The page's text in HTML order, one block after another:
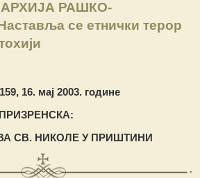
РАШКО-
се етнички терор
16. мај 2003. године
СВ. НИКОЛЕ У ПРИШТИНИ